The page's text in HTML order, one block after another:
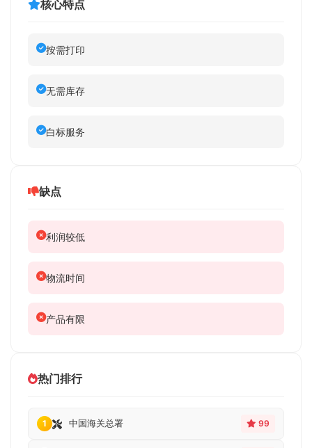
核心特点
按需打印
无需库存
白标服务
缺点
利润较低
物流时间
产品有限
热门排行
1 中国海关总署 99